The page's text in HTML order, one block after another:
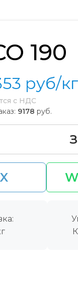
190
руб/кг
с НДС
9178 руб.